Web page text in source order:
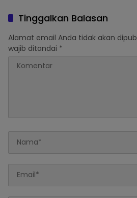
Tinggalkan Balasan
Alamat email Anda tidak akan
wajib ditandai *